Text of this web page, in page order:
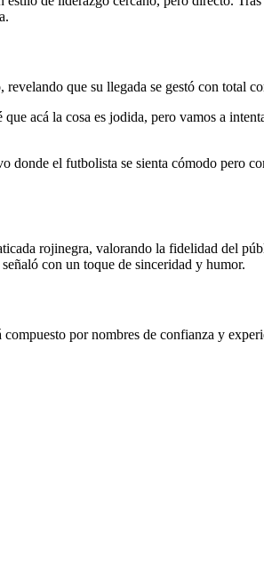
que su llegada se gestó con total
acá la cosa es jodida, pero vamos a
el futbolista se sienta cómodo pero
rojinegra, valorando la fidelidad del
con un toque de sinceridad y humor.
por nombres de confianza y